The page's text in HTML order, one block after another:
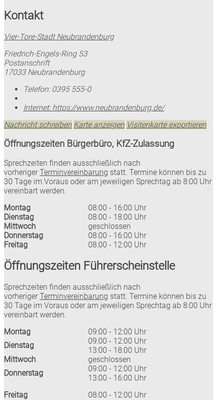
Kontakt
Vier-Tore-Stadt Neubrandenburg
Friedrich-Engels-Ring 53
Postanschrift
17033 Neubrandenburg
Telefon: 0395 555-0
Internet: https://www.neubrandenburg.de/
Nachricht schreiben Karte anzeigen Visitenkarte exportieren
Öffnungszeiten Bürgerbüro, KfZ-Zulassung
Sprechzeiten finden ausschließlich nach
vorheriger Terminvereinbarung statt. Termine können bis zu
30 Tage im Voraus oder am jeweiligen Sprechtag ab 8:00 Uhr
vereinbart werden.
Montag
08:00 - 16:00 Uhr
Dienstag
08:00 - 18:00 Uhr
Mittwoch
geschlossen
Donnerstag
08:00 - 16:00 Uhr
Freitag
08:00 - 12:00 Uhr
Öffnungszeiten Führerscheinstelle
Sprechzeiten finden ausschließlich nach
vorheriger Terminvereinbarung statt. Termine können bis zu
30 Tage im Voraus oder am jeweiligen Sprechtag ab 8:00 Uhr
vereinbart werden.
Montag
09:00 - 12:00 Uhr
Dienstag
09:00 - 12:00 Uhr
13:00 - 18:00 Uhr
Mittwoch
geschlossen
Donnerstag
09:00 - 12:00 Uhr
13:00 - 16:00 Uhr
Freitag
08:00 - 12:00 Uhr